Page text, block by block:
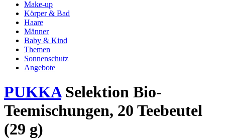
Make-up
Körper & Bad
Haare
Männer
Baby & Kind
Themen
Sonnenschutz
Angebote
PUKKASelektion Bio-
Teemischungen, 20 Teebeutel
(29 g)